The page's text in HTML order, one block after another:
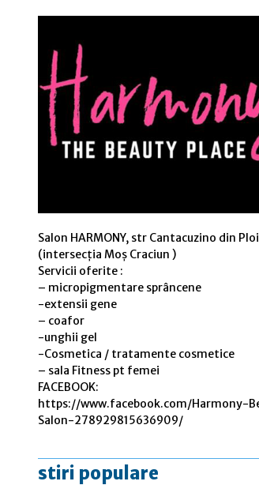
Salon HARMONY, str Cantacuzino din
(intersecția Moș Craciun )
Servicii oferite :
– micropigmentare sprâncene
-extensii gene
– coafor
-unghii gel
-Cosmetica / tratamente cosmetice
– sala Fitness pt femei
FACEBOOK:
https://www.facebook.com/Harmony-
Salon-278929815636909/
stiri populare